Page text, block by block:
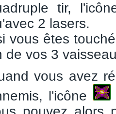
tir,
2 lasers.
vous êtes
de vos 3
vous avez
l'icône